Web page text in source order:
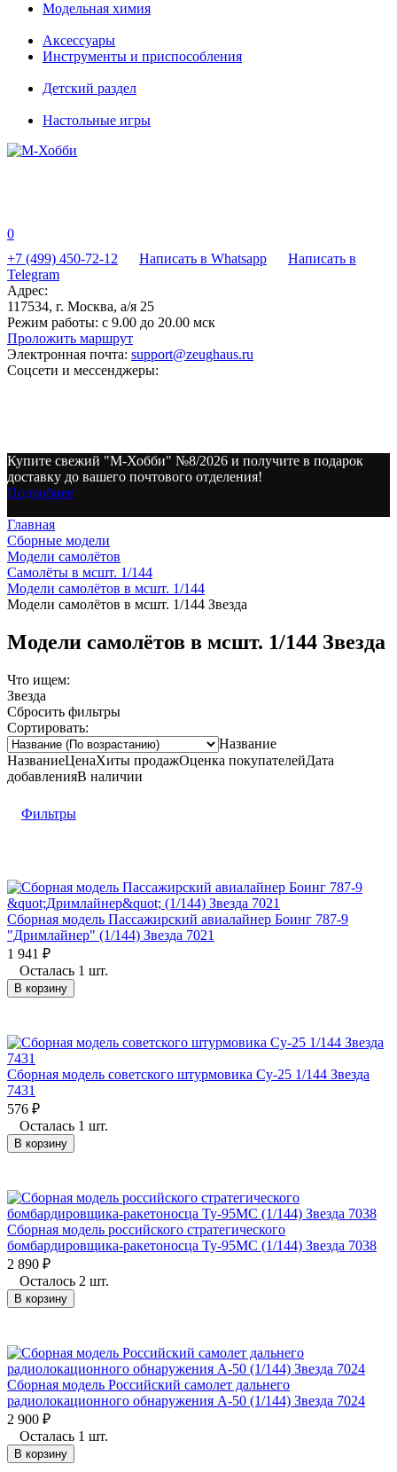
Модельная химия
Аксессуары
Инструменты и приспособления
Детский раздел
Настольные игры
0
+7 (499) 450-72-12
Написать в Whatsapp
Написать в
Telegram
Адрес:
117534, г. Москва, а/я 25
Режим работы: с 9.00 до 20.00 мск
Проложить маршрут
Электронная почта: support@zeughaus.ru
Соцсети и мессенджеры:
Купите свежий "М-Хобби" №8/2026 и получите в подарок
доставку до вашего почтового отделения!
Подробнее
Главная
Сборные модели
Модели самолётов
Самолёты в мсшт. 1/144
Модели самолётов в мсшт. 1/144
Модели самолётов в мсшт. 1/144 Звезда
Модели самолётов в мсшт. 1/144 Звезда
Что ищем:
Звезда
Сбросить фильтры
Сортировать:
Название
НазваниеЦенаХиты продажОценка покупателейДата
добавленияВ наличии
Фильтры
Сборная модель Пассажирский авиалайнер Боинг 787-9
"Дримлайнер" (1/144) Звезда 7021
1 941 ₽
Осталась 1 шт.
В корзину
Сборная модель советского штурмовика Су-25 1/144 Звезда
7431
576 ₽
Осталась 1 шт.
В корзину
Сборная модель российского стратегического
бомбардировщика-ракетоносца Ту-95МС (1/144) Звезда 7038
2 890 ₽
Осталось 2 шт.
В корзину
Сборная модель Российский самолет дальнего
радиолокационного обнаружения А-50 (1/144) Звезда 7024
2 900 ₽
Осталась 1 шт.
В корзину